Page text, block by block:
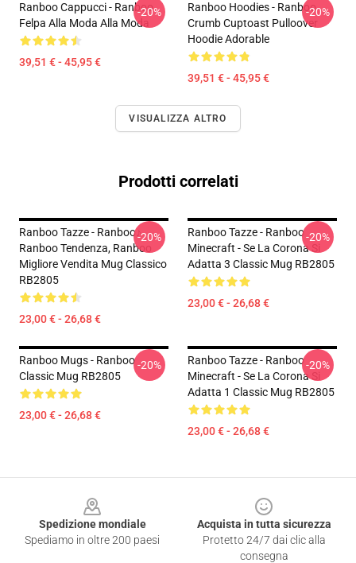
Ranboo Cappucci - Ranboo
Felpa Alla Moda Alla Moda
39,51 € - 45,95 €
-20%
Ranboo Hoodies - Ranboo
Crumb Cuptoast Pulloover
Hoodie Adorable
39,51 € - 45,95 €
-20%
VISUALIZZA ALTRO
Prodotti correlati
Ranboo Tazze - Ranboo♪
Ranboo Tendenza, Ranboo
Migliore Vendita Mug Classico
RB2805
23,00 € - 26,68 €
-20%
Ranboo Tazze - Ranboo
Minecraft - Se La Corona Si
Adatta 3 Classic Mug RB2805
23,00 € - 26,68 €
-20%
Ranboo Mugs - Ranboo
Classic Mug RB2805
23,00 € - 26,68 €
-20%
Ranboo Tazze - Ranboo
Minecraft - Se La Corona Si
Adatta 1 Classic Mug RB2805
23,00 € - 26,68 €
-20%
Spedizione mondiale
Spediamo in oltre 200 paesi
Acquista in tutta sicurezza
Protetto 24/7 dai clic alla
consegna